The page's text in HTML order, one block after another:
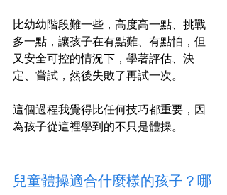
比幼幼階段難一些，高度高一點、挑戰
多一點，讓孩子在有點難、有點怕，但
又安全可控的情況下，學著評估、決
定、嘗試，然後失敗了再試一次。
這個過程我覺得比任何技巧都重要，因
為孩子從這裡學到的不只是體操。
兒童體操適合什麼樣的孩子？哪